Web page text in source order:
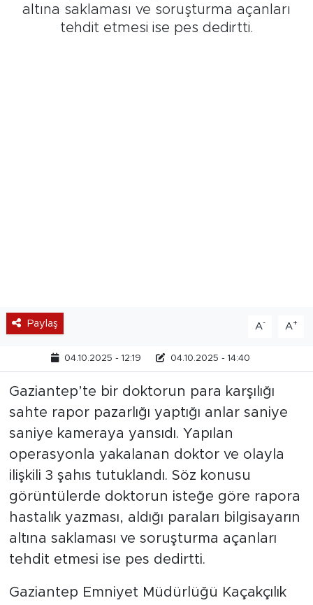
altına saklaması ve soruşturma açanları
tehdit etmesi ise pes dedirtti.
Paylaş A- A+
04.10.2025 - 12:19 04.10.2025 - 14:40
Gaziantep’te bir doktorun para karşılığı
sahte rapor pazarlığı yaptığı anlar saniye
saniye kameraya yansıdı. Yapılan
operasyonla yakalanan doktor ve olayla
ilişkili 3 şahıs tutuklandı. Söz konusu
görüntülerde doktorun isteğe göre rapora
hastalık yazması, aldığı paraları bilgisayarın
altına saklaması ve soruşturma açanları
tehdit etmesi ise pes dedirtti.
Gaziantep Emniyet Müdürlüğü Kaçakçılık